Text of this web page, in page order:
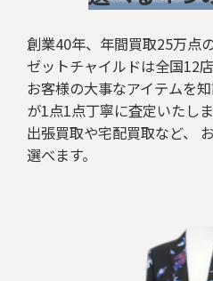
創業40年、年間買取25万点
ゼットチャイルドは全国12店
お客様の大事なアイテムを
が1点1点丁寧に査定いたしま
出張買取や宅配買取など、
選べます。